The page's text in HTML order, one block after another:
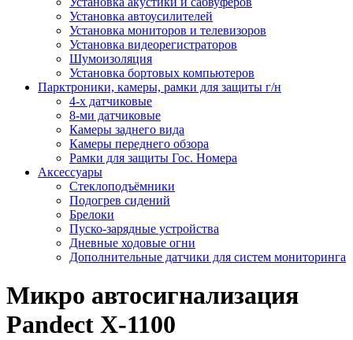
Установка автоусилителей
Установка мониторов и телевизоров
Установка видеорегистраторов
Шумоизоляция
Установка бортовых компьютеров
Парктроники, камеры, рамки для защиты г/н
4-х датчиковые
8-ми датчиковые
Камеры заднего вида
Камеры переднего обзора
Рамки для защиты Гос. Номера
Аксессуары
Стеклоподъёмники
Подогрев сидений
Брелоки
Пуско-зарядные устройства
Дневные ходовые огни
Дополнительные датчики для систем мониторинга
Микро автосигнализация
Pandect X-1100